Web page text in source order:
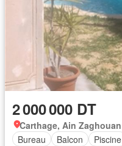
2 000 000 DT
Carthage, Ain Zaghouan
Bureau
Balcon Piscine